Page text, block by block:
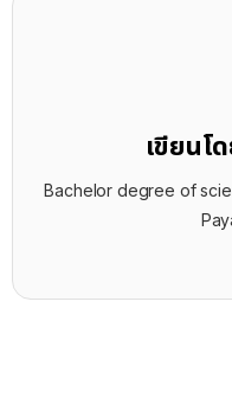
เขียนโ
Bachelor degree of